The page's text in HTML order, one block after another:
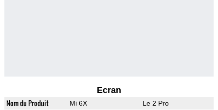
Ecran
Nom du Produit Mi 6X Le 2 Pro